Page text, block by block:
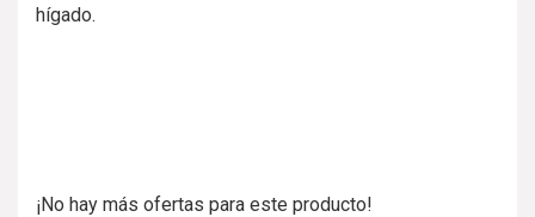
hígado.
¡No hay más ofertas para este producto!